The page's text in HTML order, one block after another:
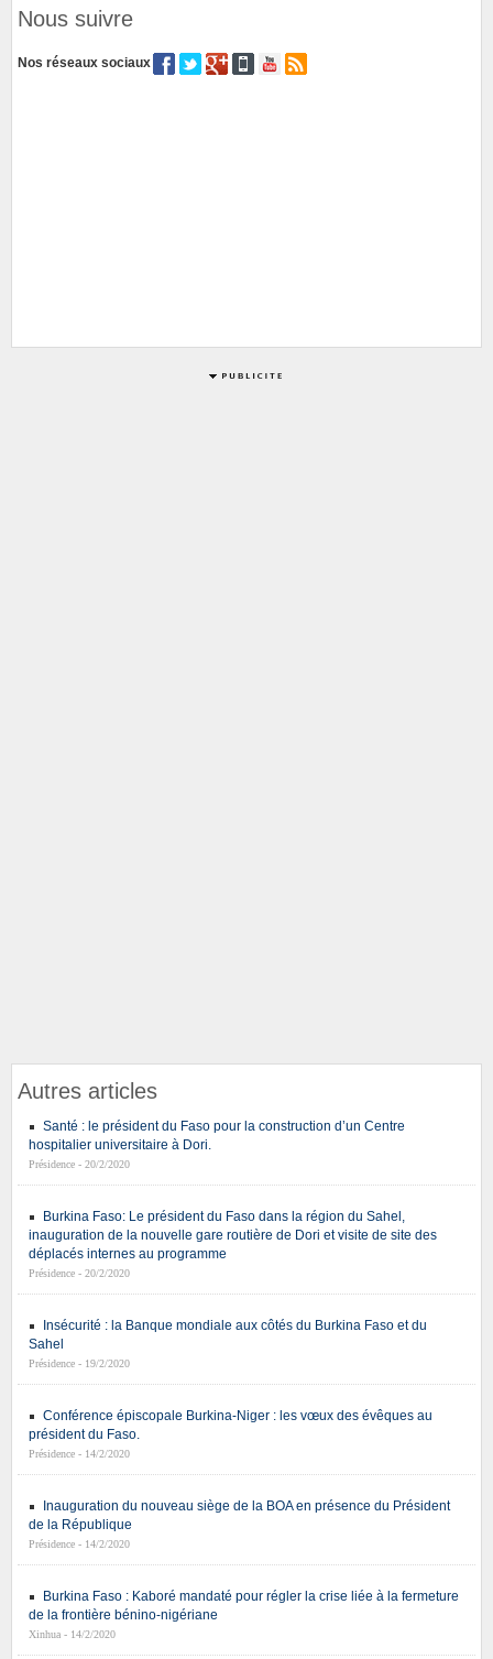
Nous suivre
Nos réseaux sociaux
Autres articles
Santé : le président du Faso pour la construction d’un Centre
hospitalier universitaire à Dori.
Présidence - 20/2/2020
Burkina Faso: Le président du Faso dans la région du Sahel,
inauguration de la nouvelle gare routière de Dori et visite de site des
déplacés internes au programme
Présidence - 20/2/2020
Insécurité : la Banque mondiale aux côtés du Burkina Faso et du
Sahel
Présidence - 19/2/2020
Conférence épiscopale Burkina-Niger : les vœux des évêques au
président du Faso.
Présidence - 14/2/2020
Inauguration du nouveau siège de la BOA en présence du Président
de la République
Présidence - 14/2/2020
Burkina Faso : Kaboré mandaté pour régler la crise liée à la fermeture
de la frontière bénino-nigériane
Xinhua - 14/2/2020